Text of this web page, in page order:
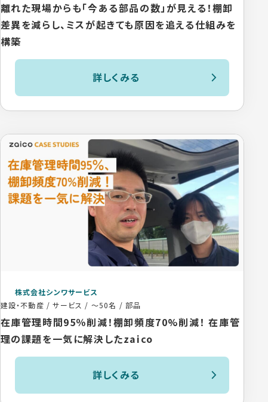
離れた現場からも「今ある部品の数」が見える！棚卸
差異を減らし、ミスが起きても原因を追える仕組みを
構築
詳しくみる
株式会社シンワサービス
建設・不動産 / サービス / ～50名 /部品
在庫管理時間95％削減！棚卸頻度70%削減！ 在庫管
理の課題を一気に解決したzaico
詳しくみる